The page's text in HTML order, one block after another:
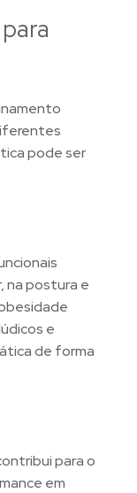
pode ser
na postura e
e
de forma
para o
em